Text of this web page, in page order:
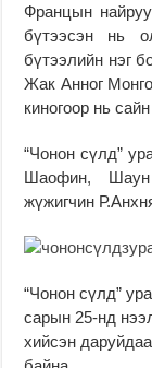
Францын
бүтээсэн нь
бүтээлийн нэг
Жак Анног
киногоор нь
“Чонон сүлд”
Шаофин,
жүжигчин
“Чонон сүлд”
сарын 25-нд
хийсэн